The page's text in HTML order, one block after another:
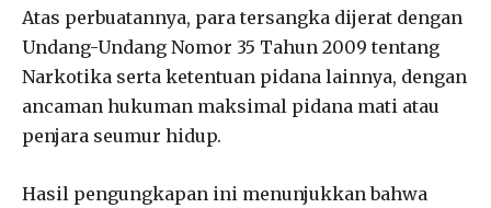
Atas perbuatannya, para tersangka dijerat dengan
Undang-Undang Nomor 35 Tahun 2009 tentang
Narkotika serta ketentuan pidana lainnya, dengan
ancaman hukuman maksimal pidana mati atau
penjara seumur hidup.
Hasil pengungkapan ini menunjukkan bahwa